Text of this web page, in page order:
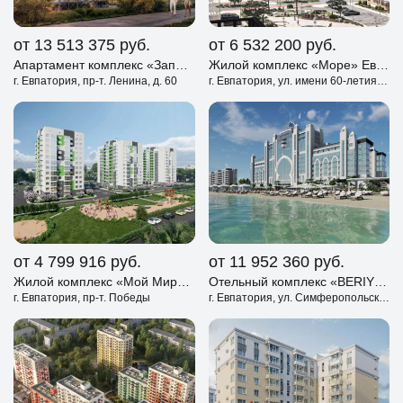
от 13 513 375 руб.
г. Евпатория, пр-т. Ленина, д. 60
от 6 532 200 руб.
Жилой комплекс «Море» Евпатория
от 4 799 916 руб.
Жилой комплекс «Мой Мир» Евпатория
г. Евпатория, пр-т. Победы
от 11 952 360 руб.
Отельный комплекс «BERIY PALACE» Евпатория
г. Евпатория, ул. Симферопольская